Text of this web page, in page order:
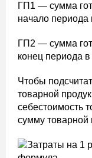
ГП1 — сумма
начало
ГП2 — сумма
конец периода
Чтобы
товарной
себестоимость
сумму товарной